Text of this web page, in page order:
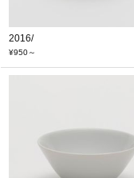
2016/
¥950～